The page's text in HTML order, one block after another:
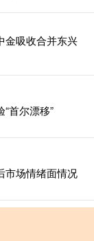
金吸收合并东兴
首尔漂移”
市场情绪面情况